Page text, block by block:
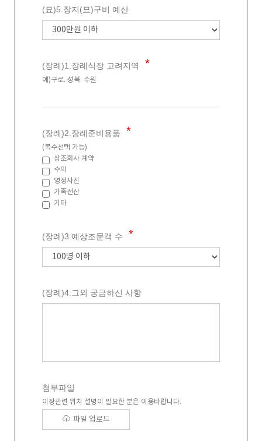
(묘)5.장지(묘)구비 예산
(장례)1.장례식장 고려지역
예)구로. 성북. 수원
(장례)2.장례준비용품
(복수선택 가능)
상조회사 계약
수의
영정사진
가족선산
기타
(장례)3.예상조문객 수
(장례)4.그외 궁금하신 사항
첨부파일
이장관련 위치 설명이 필요한 분은 이용바랍니다.
파일 업로드